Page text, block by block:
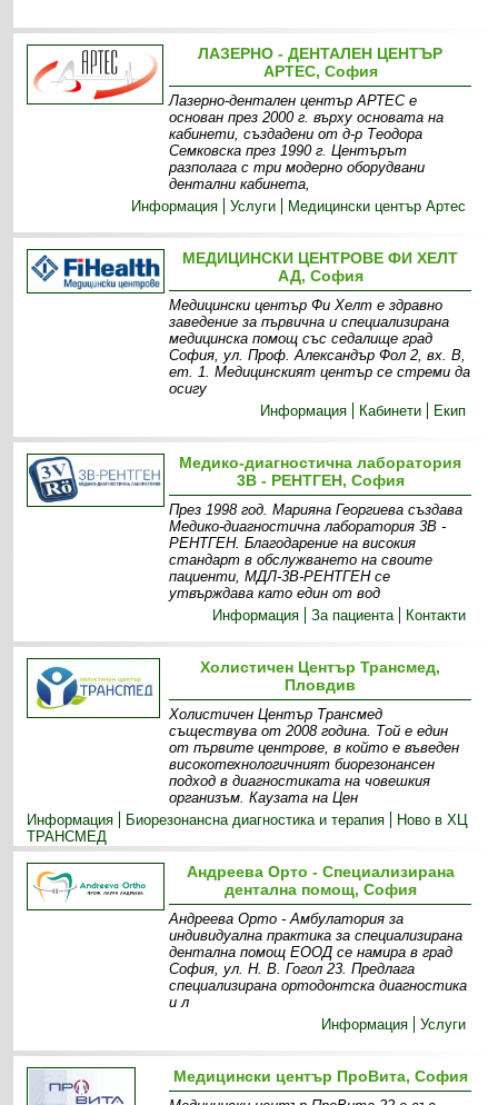
ЛАЗЕРНО - ДЕНТАЛЕН ЦЕНТЪР
АРТЕС, София
Лазерно-дентален център АРТЕС е
основан през 2000 г. върху основата на
кабинети, създадени от д-р Теодора
Семковска през 1990 г. Центърът
разполага с три модерно оборудвани
дентални кабинета,
Информация
Услуги Медицински център Артес
МЕДИЦИНСКИ ЦЕНТРОВЕ ФИ ХЕЛТ
АД, София
Медицински център Фи Хелт е здравно
заведение за първична и специализирана
медицинска помощ със седалище град
София, ул. Проф. Александър Фол 2, вх. В,
ет. 1. Медицинският център се стреми да
осигу
Информация
Кабинети Екип
Медико-диагностична лаборатория
3В - РЕНТГЕН, София
През 1998 год. Марияна Георгиева създава
Медико-диагностична лаборатория 3В -
РЕНТГЕН. Благодарение на високия
стандарт в обслужването на своите
пациенти, МДЛ-3В-РЕНТГЕН се
утвърждава като един от вод
Информация
За пациента Контакти
Холистичен Център Трансмед,
Пловдив
Холистичен Център Трансмед
съществува от 2008 година. Той е един
от първите центрове, в който е въведен
високотехнологичният биорезонансен
подход в диагностиката на човешкия
организъм. Каузата на Цен
Информация
Биорезонансна диагностика и терапия
Ново в ХЦ
ТРАНСМЕД
Андреева Орто - Специализирана
дентална помощ, София
Андреева Орто - Амбулатория за
индивидуална практика за специализирана
дентална помощ ЕООД се намира в град
София, ул. Н. В. Гогол 23. Предлага
специализирана ортодонтска диагностика
и л
Информация
Услуги
Медицински център ПроВита, София